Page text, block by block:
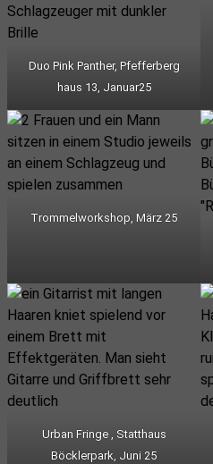
Duo Pink Panther, Pfefferberg
haus 13, Januar25
Trommelworkshop, März 25
Urban Fringe , Statthaus
Böcklerpark, Juni 25